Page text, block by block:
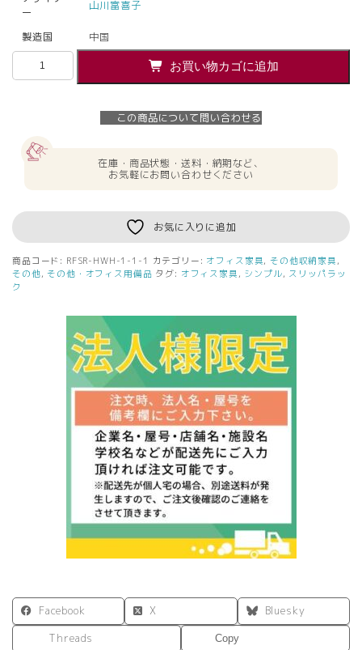
ー
山川富喜子
製造国 中国
【法
リ
ッ
ラ
ッ
お買い物カゴに追加
この商品について問い合わせる
在庫・商品状態・送料・納期など、
お気軽にお問い合わせください
お気に入りに追加
商品コード: RFSR-HWH-1-1-1 カテゴリー: オフィス家具,その他収納家具 ,
その他,その他・オフィス用備品 タグ: オフィス家具 , シンプル, スリッパラッ
ク
Facebook X
Bluesky
Threads
Copy